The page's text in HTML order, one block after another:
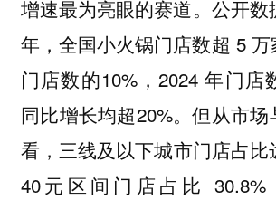
增速最为亮眼的赛道。公开数
年，全国小火锅门店数超 5
门店数的10%，2024 年门店
同比增长均超20%。但从市
看，三线及以下城市门店占比
40元区间门店占比 30.8%